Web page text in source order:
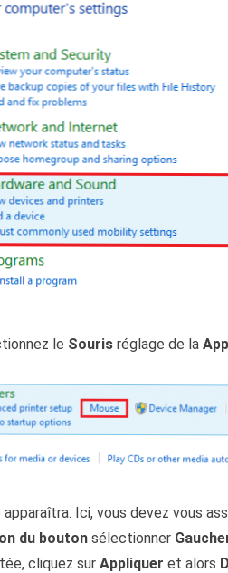
le Souris réglage de la
Ici, vous devez vous
du bouton sélectionner
cliquez sur Appliquer et alors